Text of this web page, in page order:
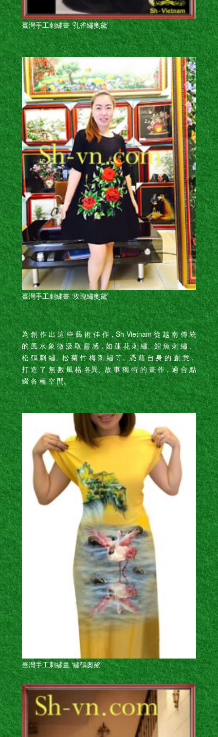
臺灣手工刺繡畫 ‘孔雀繡奧黛’
臺灣手工刺繡畫 ‘玫瑰繡奧黛’
為 創 作 出 這 些 藝 術 佳 作，Sh Vietnam 從 越 南 傳 統
的 風 水 象 徵 汲 取 靈 感，如 蓮 花 刺 繡、鯉 魚 刺 繡 、
松 鶴 刺 繡、松 菊 竹 梅 刺 繡 等。憑 藉 自 身 的 創 意，
打 造 了 無 數 風 格 各異、故 事 獨 特 的 畫 作，適 合 點
綴 各 種 空 間。
臺灣手工刺繡畫 ‘繡鶴奧黛’